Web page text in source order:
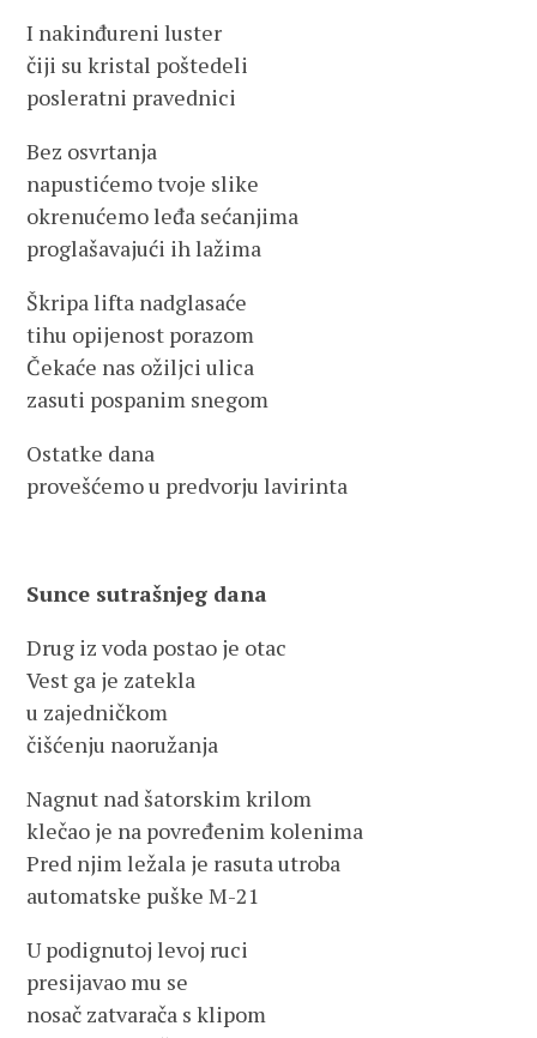
I nakinđureni luster
čiji su kristal poštedeli
posleratni pravednici
Bez osvrtanja
napustićemo tvoje slike
okrenućemo leđa sećanjima
proglašavajući ih lažima
Škripa lifta nadglasaće
tihu opijenost porazom
Čekaće nas ožiljci ulica
zasuti pospanim snegom
Ostatke dana
provešćemo u predvorju lavirinta
Sunce sutrašnjeg dana
Drug iz voda postao je otac
Vest ga je zatekla
u zajedničkom
čišćenju naoružanja
Nagnut nad šatorskim krilom
klečao je na povređenim kolenima
Pred njim ležala je rasuta utroba
automatske puške M-21
U podignutoj levoj ruci
presijavao mu se
nosač zatvarača s klipom